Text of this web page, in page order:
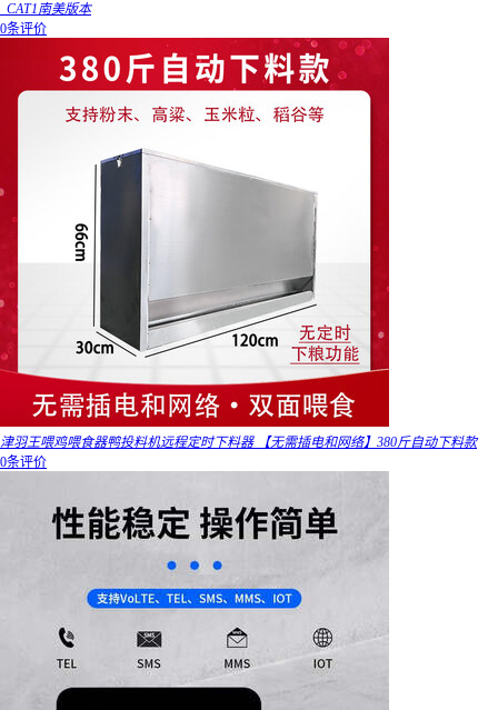
_CAT1南美版本
0条评价
津羽王喂鸡喂食器鸭投料机远程定时下料器 【无需插电和网络】380斤自动下料款
0条评价